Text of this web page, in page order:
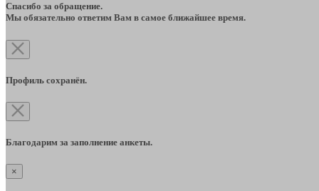
Спасибо за обращение.
Мы обязательно ответим Вам в самое ближайшее время.
Профиль сохранён.
Благодарим за заполнение анкеты.
×